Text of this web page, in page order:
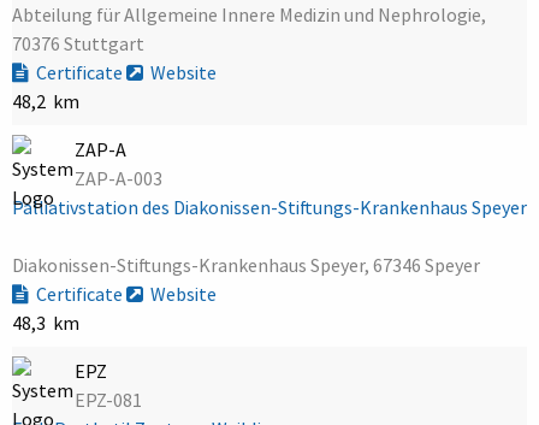
Abteilung für Allgemeine Innere Medizin und Nephrologie,
70376 Stuttgart
Certificate
Website
48,2 km
ZAP-A
ZAP-A-003
Palliativstation des Diakonissen-Stiftungs-Krankenhaus Speyer
Diakonissen-Stiftungs-Krankenhaus Speyer, 67346 Speyer
Certificate
Website
48,3 km
EPZ
EPZ-081